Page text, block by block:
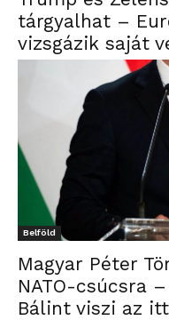
tárgyalhat –
vizsgázik saját
Belföld
Magyar Péter
NATO-csúcsra
Bálint viszi az